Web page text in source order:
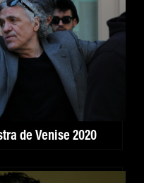
de Venise 2020